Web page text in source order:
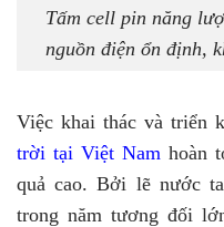
Tấm cell pin năng
nguồn điện ổn định,
Việc khai thác và triển
trời tại Việt Nam hoàn
quả cao. Bởi lẽ nước
trong năm tương đối